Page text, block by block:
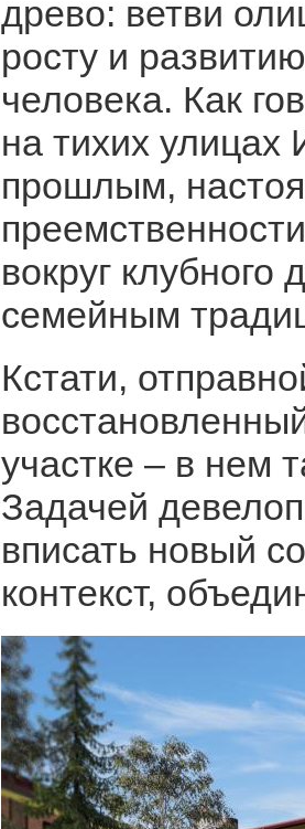
древо: ветви
росту и
человека. Как
на тихих улицах
прошлым,
вокруг
семейным
Кстати,
участке – в нем
Задачей
вписать новый
контекст,